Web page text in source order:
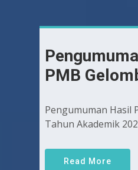
PMB
Pengumuman Hasil
Tahun Akademik
Read More